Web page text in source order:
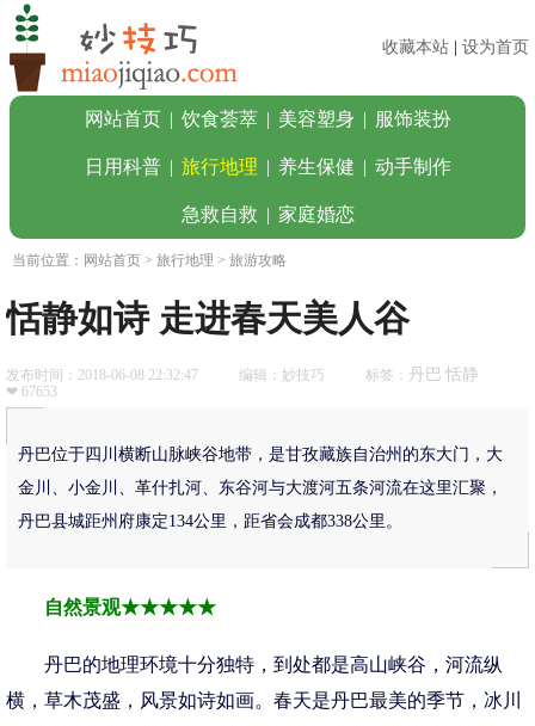
收藏本站 设为首页
网站首页 | 饮食荟萃 | 美容塑身 | 服饰装扮
日用科普 | 旅行地理 | 养生保健 | 动手制作
急救自救 | 家庭婚恋
当前位置： 网站首页 > 旅行地理 > 旅游攻略
恬静如诗 走进春天美人谷
发布时间：2018-06-08 22:32:47 编辑：妙技巧 标签： 丹巴 恬静
❤ 67653
丹巴位于四川横断山脉峡谷地带，是甘孜藏族自治州的东大门，大
金川、小金川、革什扎河、东谷河与大渡河五条河流在这里汇聚，
丹巴县城距州府康定134公里，距省会成都338公里。
自然景观★★★★★
丹巴的地理环境十分独特，到处都是高山峡谷，河流纵
横，草木茂盛，风景如诗如画。春天是丹巴最美的季节，冰川